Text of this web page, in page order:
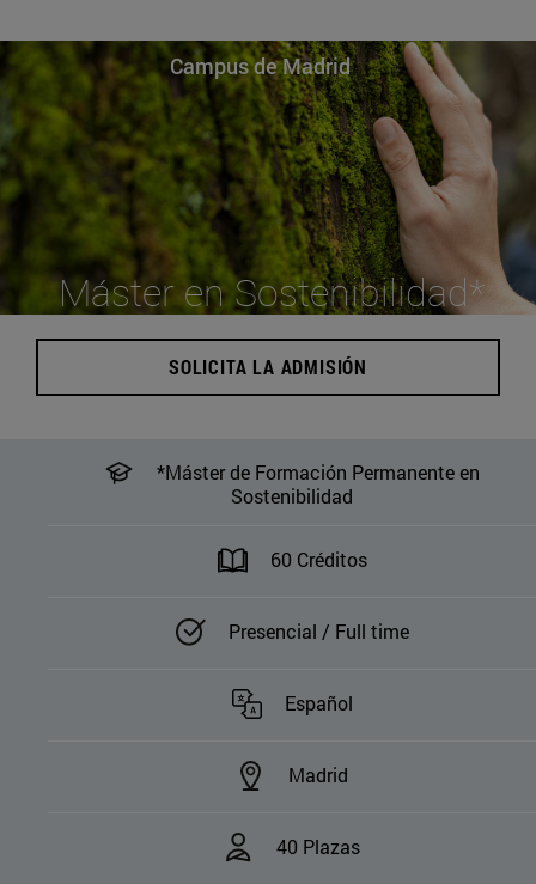
Campus de Madrid
Máster en Sostenibilidad*
SOLICITA LA ADMISIÓN
*Máster de Formación Permanente en
Sostenibilidad
60 Créditos
Presencial / Full time
Español
Madrid
40 Plazas